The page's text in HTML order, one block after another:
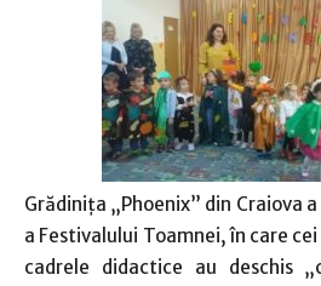
Grădiniţa „Phoenix” din Craiova
a Festivalului Toamnei, în care
cadrele didactice au deschis